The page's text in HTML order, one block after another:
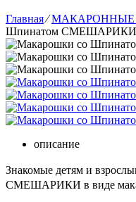
Главная⁄МАКАРОННЫЕ
Шпинатом СМЕШАРИКИ
описание
Знакомые детям и
СМЕШАРИКИ в виде